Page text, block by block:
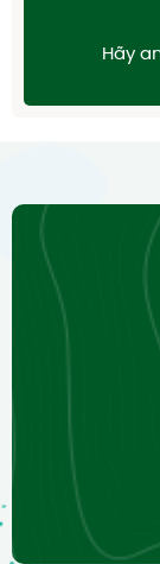
Hãy